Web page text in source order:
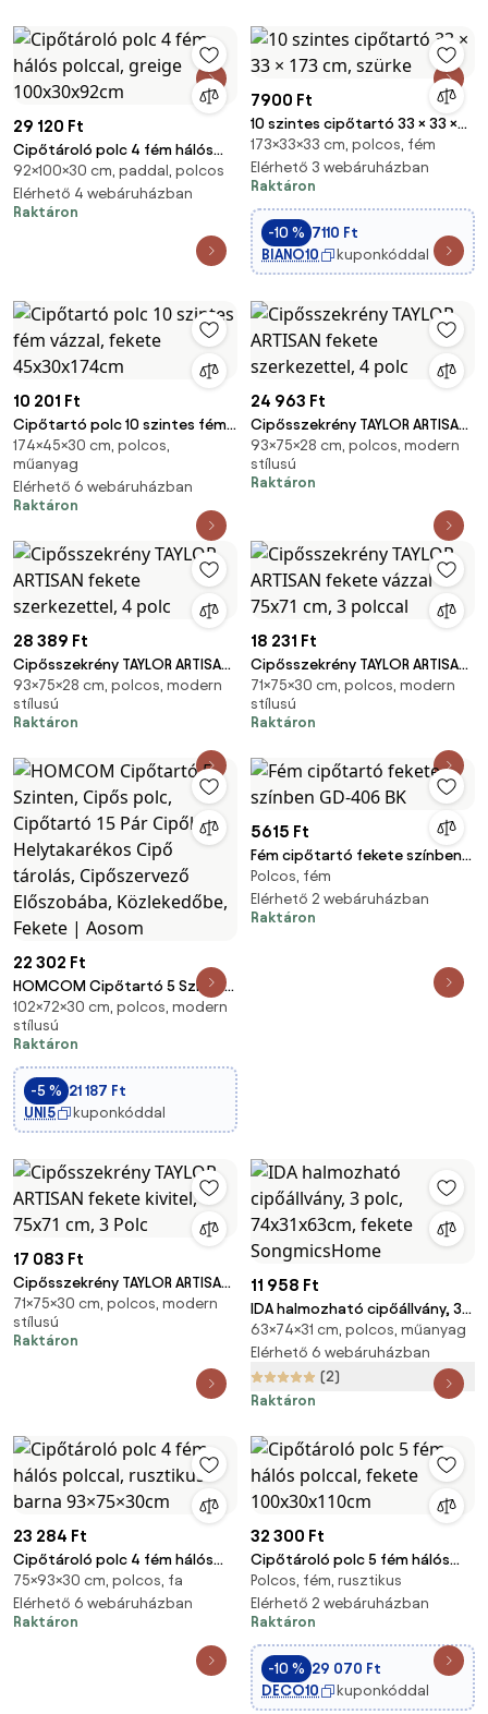
29 120 Ft
Cipőtároló polc 4 fém hálós
polccal, greige 100x30x92cm
92×100×30 cm, paddal, polcos
Elérhető 4 webáruházban
Raktáron
7900 Ft
10 szintes cipőtartó 33 × 33 ×
173 cm, szürke
173×33×33 cm, polcos, fém
Elérhető 3 webáruházban
Raktáron
-10 % 7110 Ft
BIANO10
kuponkóddal
10 201 Ft
Cipőtartó polc 10 szintes fém
vázzal, fekete 45x30x174cm
174×45×30 cm, polcos,
műanyag
Elérhető 6 webáruházban
Raktáron
24 963 Ft
Cipősszekrény TAYLOR ARTISAN
fekete szerkezettel, 4 polc
93×75×28 cm, polcos, modern
stílusú
Raktáron
28 389 Ft
Cipősszekrény TAYLOR ARTISAN
fekete szerkezettel, 4 polc
93×75×28 cm, polcos, modern
stílusú
Raktáron
18 231 Ft
Cipősszekrény TAYLOR ARTISAN
fekete vázzal 75x71 cm, 3
polccal
71×75×30 cm, polcos, modern
stílusú
Raktáron
22 302 Ft
HOMCOM Cipőtartó 5 Szinten,
Cipős polc, Cipőtartó 15 Pár
Cipőhöz, Helytakarékos Cipő
tárolás, Cipőszervező
Előszobába, Közlekedőbe,
Fekete | Aosom
102×72×30 cm, polcos, modern
stílusú
Raktáron
-5 % 21 187 Ft
UNI5
kuponkóddal
5615 Ft
Fém cipőtartó fekete színben
GD-406 BK
Polcos, fém
Elérhető 2 webáruházban
Raktáron
17 083 Ft
Cipősszekrény TAYLOR ARTISAN
fekete kivitel, 75x71 cm, 3 Polc
71×75×30 cm, polcos, modern
stílusú
Raktáron
11 958 Ft
IDA halmozható cipőállvány, 3
polc, 74x31x63cm, fekete
SongmicsHome
63×74×31 cm, polcos, műanyag
Elérhető 6 webáruházban
(2)
Raktáron
23 284 Ft
Cipőtároló polc 4 fém hálós
polccal, rusztikus barna
93×75×30cm
75×93×30 cm, polcos, fa
Elérhető 6 webáruházban
Raktáron
32 300 Ft
Cipőtároló polc 5 fém hálós
polccal, fekete 100x30x110cm
Polcos, fém, rusztikus
Elérhető 2 webáruházban
Raktáron
-10 % 29 070 Ft
DECO10
kuponkóddal